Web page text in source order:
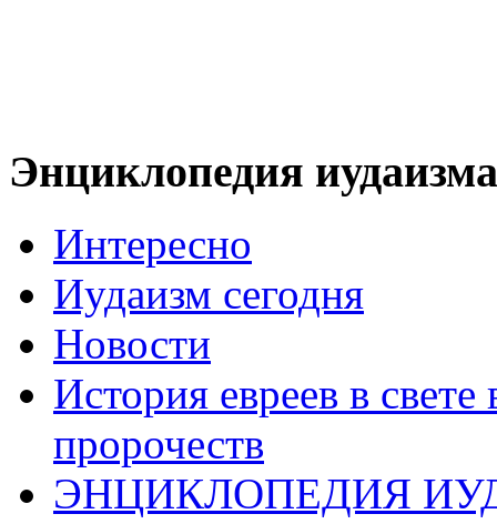
Энциклопедия иудаизма
Интересно
Иудаизм сегодня
Новости
История евреев в
пророчеств
ЭНЦИКЛОПЕДИЯ